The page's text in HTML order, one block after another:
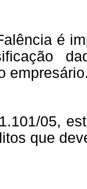
é
05,
que